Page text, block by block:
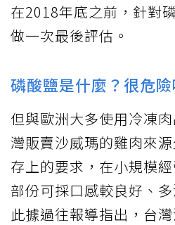
在2018年底之前，針對
做一次最後評估。
磷酸鹽是什麼？很危險
但與歐洲大多使用冷凍
灣販賣沙威瑪的雞肉來
存上的要求，在小規模
部份可採口感較良好、
此據過往報導指出，台